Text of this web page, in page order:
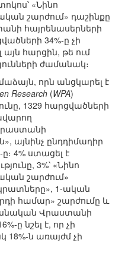
«Նինո
շարժում» դաշինքը
հայրենասերների
34%-ը չի
հարցին, թե ում
ժամանակ։
որն անցկարել է
Research (WPA)
1329 հարցվածների
այնինչ ընդդիմադիր
4% ստացել է
3%՝ «Նինո
շարժում»
1-ական
համար» շարժումը և
Վրաստանի
ը նշել է, որ չի
18%-ն առայժմ չի